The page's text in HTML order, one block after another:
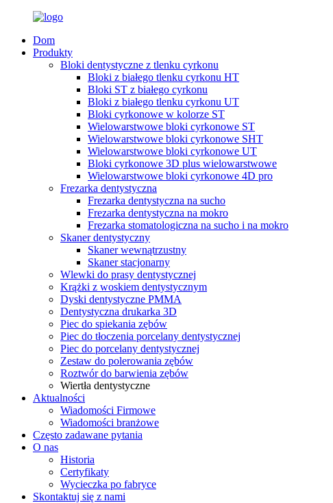
Dom
Produkty
Bloki dentystyczne z tlenku cyrkonu
Bloki z białego tlenku cyrkonu HT
Bloki ST z białego cyrkonu
Bloki z białego tlenku cyrkonu UT
Bloki cyrkonowe w kolorze ST
Wielowarstwowe bloki cyrkonowe ST
Wielowarstwowe bloki cyrkonowe SHT
Wielowarstwowe bloki cyrkonowe UT
Bloki cyrkonowe 3D plus wielowarstwowe
Wielowarstwowe bloki cyrkonowe 4D pro
Frezarka dentystyczna
Frezarka dentystyczna na sucho
Frezarka dentystyczna na mokro
Frezarka stomatologiczna na sucho i na mokro
Skaner dentystyczny
Skaner wewnątrzustny
Skaner stacjonarny
Wlewki do prasy dentystycznej
Krążki z woskiem dentystycznym
Dyski dentystyczne PMMA
Dentystyczna drukarka 3D
Piec do spiekania zębów
Piec do tłoczenia porcelany dentystycznej
Piec do porcelany dentystycznej
Zestaw do polerowania zębów
Roztwór do barwienia zębów
Wiertła dentystyczne
Aktualności
Wiadomości Firmowe
Wiadomości branżowe
Często zadawane pytania
O nas
Historia
Certyfikaty
Wycieczka po fabryce
Skontaktuj się z nami